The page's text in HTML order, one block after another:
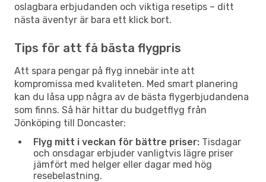
oslagbara erbjudanden och viktiga resetips – ditt
nästa äventyr är bara ett klick bort.
Tips för att få bästa flygpris
Att spara pengar på flyg innebär inte att
kompromissa med kvaliteten. Med smart planering
kan du låsa upp några av de bästa flygerbjudandena
som finns. Så här hittar du budgetflyg från
Jönköping till Doncaster:
Flyg mitt i veckan för bättre priser: Tisdagar
och onsdagar erbjuder vanligtvis lägre priser
jämfört med helger eller dagar med hög
resebelastning.